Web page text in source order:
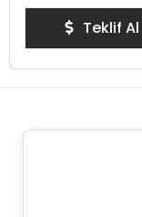
Teklif Al